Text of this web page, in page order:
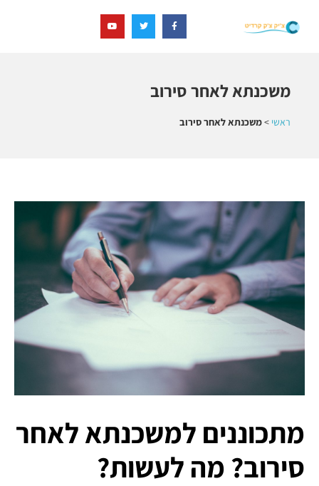
משכנתא לאחר סירוב
ראשי >משכנתא לאחר סירוב
מתכוננים למשכנתא לאחר
סירוב? מה לעשות?